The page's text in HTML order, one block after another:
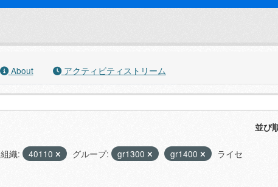
About アクティビティストリーム
並び
組織: 40110 グループ: gr1300 gr1400
ライセ